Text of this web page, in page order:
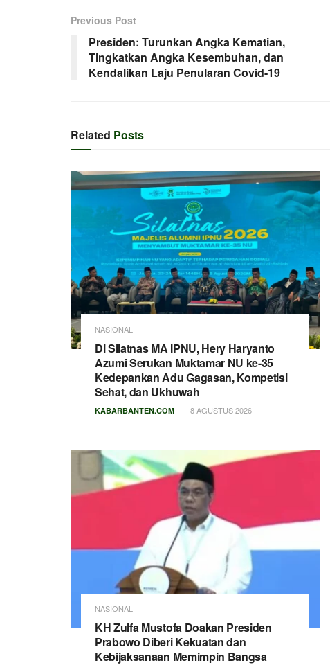
Previous Post
Presiden: Turunkan Angka Kematian,
Tingkatkan Angka Kesembuhan, dan
Kendalikan Laju Penularan Covid-19
Related Posts
NASIONAL
Di Silatnas MA IPNU, Hery Haryanto
Azumi Serukan Muktamar NU ke-35
Kedepankan Adu Gagasan, Kompetisi
Sehat, dan Ukhuwah
KABARBANTEN.COM 8 AGUSTUS 2026
NASIONAL
KH Zulfa Mustofa Doakan Presiden
Prabowo Diberi Kekuatan dan
Kebijaksanaan Memimpin Bangsa